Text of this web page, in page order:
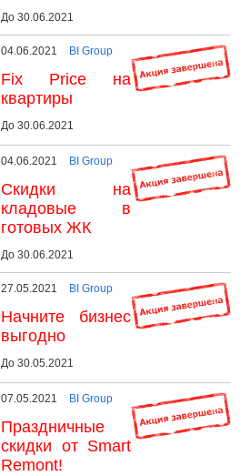
До 30.06.2021
04.06.2021 BI Group
Fix Price на
квартиры
До 30.06.2021
04.06.2021 BI Group
Скидки на
кладовые в
готовых ЖК
До 30.06.2021
27.05.2021 BI Group
Начните бизнес
выгодно
До 30.05.2021
07.05.2021 BI Group
Праздничные
скидки от Smart
Remont!